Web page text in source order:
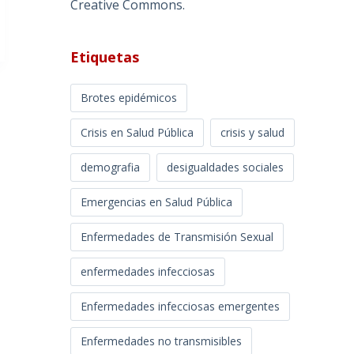
Creative Commons.
Etiquetas
Brotes epidémicos
Crisis en Salud Pública crisis y salud
demografia desigualdades sociales
Emergencias en Salud Pública
Enfermedades de Transmisión Sexual
enfermedades infecciosas
Enfermedades infecciosas emergentes
Enfermedades no transmisibles